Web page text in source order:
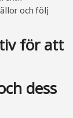
och följ
för att
dess